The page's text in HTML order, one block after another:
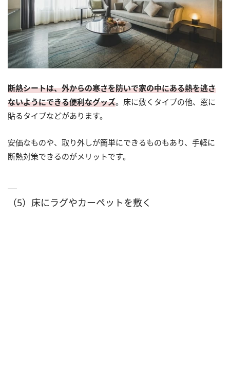
断熱シートは、外からの寒さを防いで家の中にある熱を逃さ
ないようにできる便利なグッズ。床に敷くタイプの他、窓に
貼るタイプなどがあります。
安価なものや、取り外しが簡単にできるものもあり、手軽に
断熱対策できるのがメリットです。
（5）床にラグやカーペットを敷く